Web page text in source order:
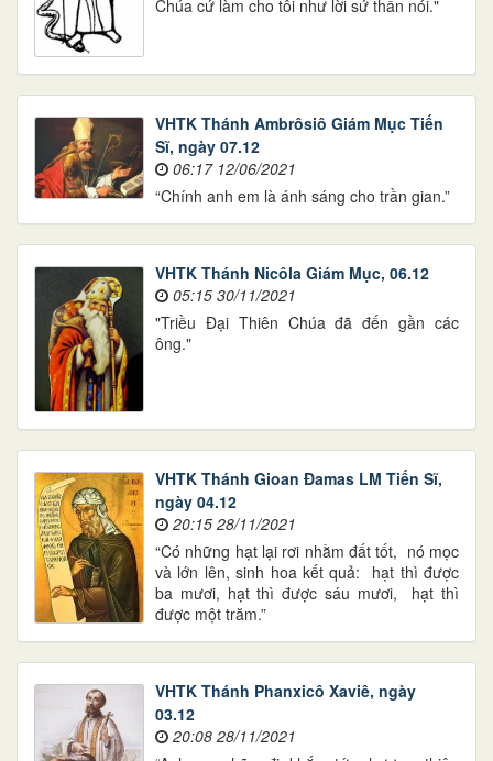
Chúa cứ làm cho tôi như lời sứ thần nói."
VHTK Thánh Ambrôsiô Giám Mục Tiến
Sĩ, ngày 07.12
06:17 12/06/2021
“Chính anh em là ánh sáng cho trần gian.”
VHTK Thánh Nicôla Giám Mục, 06.12
05:15 30/11/2021
"Triều Đại Thiên Chúa đã đến gần các
ông."
VHTK Thánh Gioan Đamas LM Tiến Sĩ,
ngày 04.12
20:15 28/11/2021
“Có những hạt lại rơi nhằm đất tốt, nó mọc
và lớn lên, sinh hoa kết quả: hạt thì được
ba mươi, hạt thì được sáu mươi, hạt thì
được một trăm.”
VHTK Thánh Phanxicô Xaviê, ngày
03.12
20:08 28/11/2021